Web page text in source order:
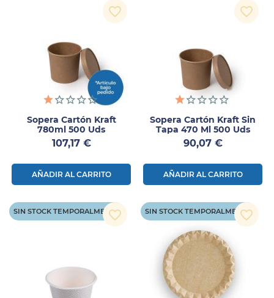
Sopera Cartón Kraft
780ml 500 Uds
Precio
107,17 €
AÑADIR AL CARRITO
favorite_border
Sopera Cartón Kraft Sin
Tapa 470 Ml 500 Uds
Precio
90,07 €
AÑADIR AL CARRITO
favorite_border
SIN STOCK TEMPORALMENTE
favorite_border SIN STOCK TEMPORALMENTE
favorite_border